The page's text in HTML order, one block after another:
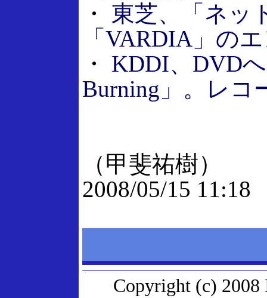
・ 東芝、「ネッ
「VARDIA」の
・ KDDI、DVD
Burning」。レコ
（甲斐祐樹）
2008/05/15 11:18
Copyright (c) 2008